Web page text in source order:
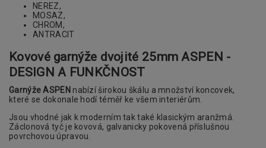
NEREZ,
MOSAZ,
CHROM,
ANTRACIT
Kovové garnýže dvojité 25mm ASPEN -
DESIGN A FUNKČNOST
Garnýže ASPEN nabízí širokou škálu a množství koncovek,
které se dokonale hodí téměř ke všem interiérům.
Jsou vhodné jak k moderním tak také klasickým aranžmá.
Záclonová tyč je kovová, galvanicky pokovená příslušnou
povrchovou úpravou.